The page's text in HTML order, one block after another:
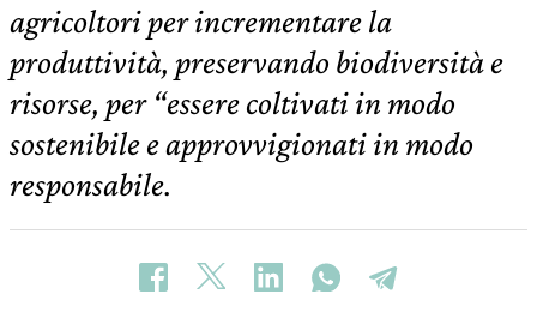
agricoltori per incrementare la
produttività, preservando biodiversità e
risorse, per “essere coltivati in modo
sostenibile e approvvigionati in modo
responsabile.